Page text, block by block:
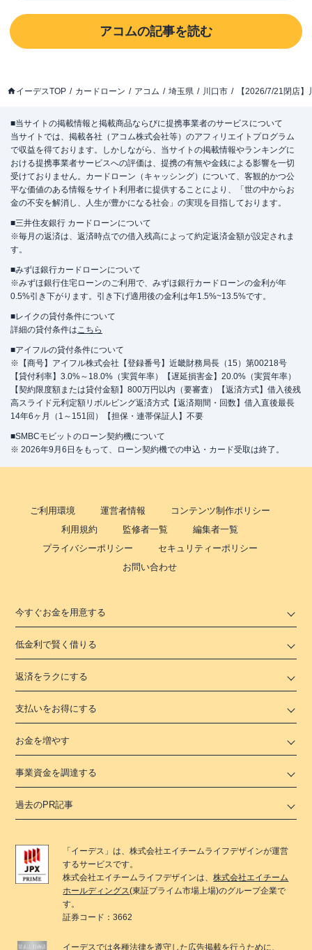
アコムの記事を読む
イーデスTOP カードローン アコム 埼玉県 川口市 【2026/7/21閉店
■当サイトの掲載情報と掲載商品ならびに提携事業者のサービスについて
当サイトでは、掲載各社（アコム株式会社等）のアフィリエイトプログラム
で収益を得ております。しかしながら、当サイトの掲載情報やランキングに
おける提携事業者サービスへの評価は、提携の有無や金銭による影響を一切
受けておりません。カードローン（キャッシング）について、客観的かつ公
平な価値のある情報をサイト利用者に提供することにより、「世の中からお
金の不安を解消し、人生が豊かになる社会」の実現を目指しております。
■三井住友銀行 カードローンについて
※毎月の返済は、返済時点での借入残高によって約定返済金額が設定されま
す。
■みずほ銀行カードローンについて
※みずほ銀行住宅ローンのご利用で、みずほ銀行カードローンの金利が年
0.5%引き下がります。引き下げ適用後の金利は年1.5%~13.5%です。
■レイクの貸付条件について
詳細の貸付条件はこちら
■アイフルの貸付条件について
※【商号】アイフル株式会社【登録番号】近畿財務局長（15）第00218号
【貸付利率】3.0%～18.0%（実質年率）【遅延損害金】20.0%（実質年率）
【契約限度額または貸付金額】800万円以内（要審査）【返済方式】借入後残
高スライド元利定額リボルビング返済方式【返済期間・回数】借入直後最長
14年6ヶ月（1～151回）【担保・連帯保証人】不要
■SMBCモビットのローン契約機について
※ 2026年9月6日をもって、ローン契約機での申込・カード受取は終了。
ご利用環境 運営者情報
コンテンツ制作ポリシー
利用規約
監修者一覧
編集者一覧
プライバシーポリシー
セキュリティーポリシー
お問い合わせ
今すぐお金を用意する
低金利で賢く借りる
返済をラクにする
支払いをお得にする
お金を増やす
事業資金を調達する
過去のPR記事
「 イーデス 」は、株式会社エイチームライフデザインが運営
するサービスです。
株式会社エイチームライフデザインは、株式会社エイチーム
ホールディングス(東証プライム市場上場)のグループ企業で
す。
証券コード：3662
イーデスでは各種法律を遵守した広告掲載を行うために、